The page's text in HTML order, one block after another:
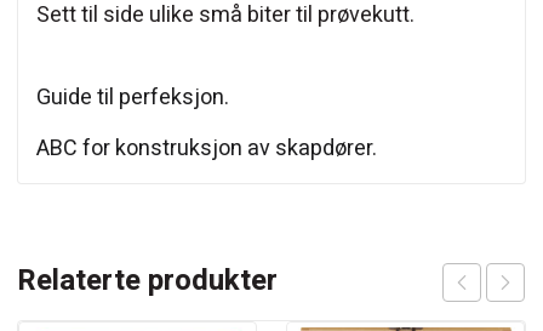
Sett til side ulike små biter til prøvekutt.
Guide til perfeksjon.
ABC for konstruksjon av skapdører.
Relaterte produkter